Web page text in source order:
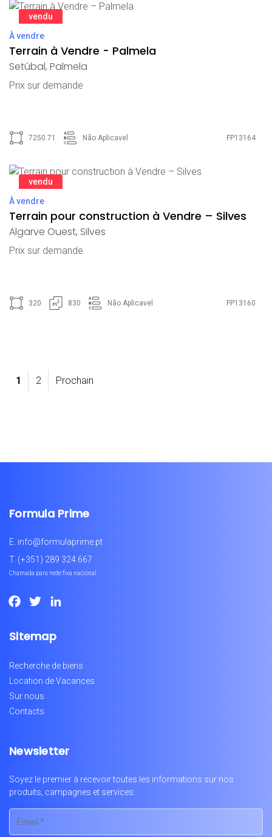
vendu
À vendre
Terrain à Vendre - Palmela
Setúbal, Palmela
Prix ​​sur demande
7250.71 Não Aplicavel FP13164
vendu
À vendre
Terrain pour construction à Vendre – Silves
Algarve Ouest, Silves
Prix ​​sur demande
320 830 Não Aplicavel FP13160
1 2 Prochain
Formula Prime
E. info@formulaprime.pt
T. (+351) 289 324 667
Chamada para rede fixa nacional
Facebook
Twitter
Sitemap
Recherche de biens
Location de Vacances
Sur nous
Contacts
Newsletter
Soyez le premier à recevoir toutes les informations sur nos
produits, campagnes et services.